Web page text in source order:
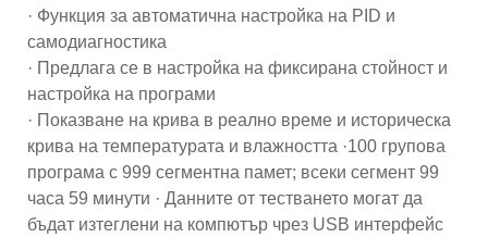
· Функция за автоматична настройка на PID и
самодиагностика
· Предлага се в настройка на фиксирана стойност и
настройка на програми
· Показване на крива в реално време и историческа
крива на температурата и влажността ·100 групова
програма с 999 сегментна памет; всеки сегмент 99
часа 59 минути · Данните от тестването могат да
бъдат изтеглени на компютър чрез USB интерфейс